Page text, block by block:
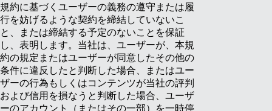
規約に基づくユーザーの義務の遵守または履
行を妨げるような契約を締結していないこ
と、または締結する予定のないことを保証
し、表明します。当社は、ユーザーが、本規
約の規定またはユーザーが同意したその他の
条件に違反したと判断した場合、またはユー
ザーの行為もしくはコンテンツが当社の評判
および信用を損なうと判断した場合、ユーザ
ーのアカウント（またはその一部）を一時停